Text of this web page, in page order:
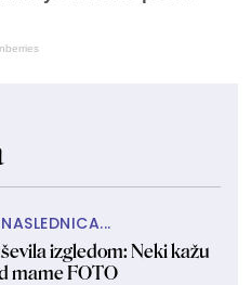
izgledom: Neki kažu
mame FOTO